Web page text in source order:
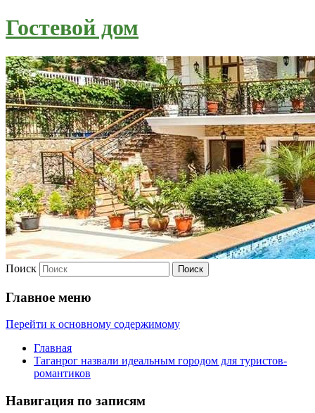
Гостевой дом
Поиск
Главное меню
Перейти к основному содержимому
Главная
Таганрог назвали идеальным городом для туристов-
романтиков
Навигация по записям